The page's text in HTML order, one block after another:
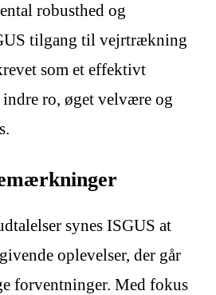
robusthed og
tilgang til vejrtrækning
som et effektivt
ro, øget velvære og
synes ISGUS at
oplevelser, der går
forventninger. Med fokus